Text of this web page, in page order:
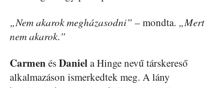
„Nem akarok megházasodni” – mondta. „Mert
nem akarok.”
CarmenésDaniela Hinge nevű társkereső
alkalmazáson ismerkedtek meg. A lány